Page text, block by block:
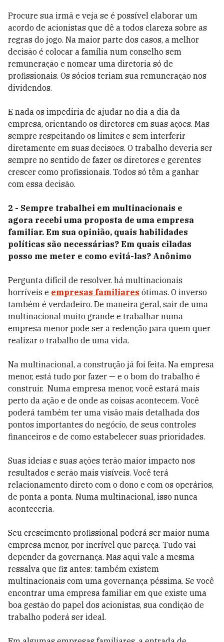
Procure sua irmã e veja se é possível elaborar um
acordo de acionistas que dê a todos clareza sobre as
regras do jogo. Na maior parte dos casos, a melhor
decisão é colocar a família num conselho sem
remuneração e nomear uma diretoria só de
profissionais. Os sócios teriam sua remuneração nos
dividendos.
E nada os impediria de ajudar no dia a dia da
empresa, orientando os diretores em suas ações. Mas
sempre respeitando os limites e sem interferir
diretamente em suas decisões. O trabalho deveria ser
sempre no sentido de fazer os diretores e gerentes
crescer como profissionais. Todos só têm a ganhar
com essa decisão.
2 - Sempre trabalhei em multinacionais e
agora recebi uma proposta de uma empresa
familiar. Em sua opinião, quais habilidades
políticas são necessárias? Em quais ciladas
posso me meter e como evitá-las? Anônimo
Pergunta difícil de resolver. há multinacionais
horríveis e empresas familiares ótimas. O inverso
também é verdadeiro. De maneira geral, sair de uma
multinacional muito grande e trabalhar numa
empresa menor pode ser a redenção para quem quer
rea­lizar o trabalho de uma vida.
Na multinacional, a construção já foi feita. Na empresa
menor, está tudo por fazer — e o bom do trabalho é
construir. Numa empresa menor, você estará mais
perto da ação e de onde as coisas acontecem. Você
poderá também ter uma visão mais detalhada dos
pontos importantes do negócio, de seus controles
financeiros e de como estabelecer suas prioridades.
Suas ideias e suas ações terão maior impacto nos
resultados e serão mais visíveis. Você terá
relacionamento direto com o dono e com os operários,
de ponta a ponta. Numa multinacional, isso nunca
aconteceria.
Seu crescimento profissional poderá ser maior numa
empresa menor, por incrível que pareça. Tudo vai
depender da governança. Mas aqui vale a mesma
ressalva que fiz antes: também existem
multinacionais com uma governança péssima. Se você
encontrar uma empresa familiar em que existe uma
boa gestão do papel dos acionistas, sua condição de
trabalho poderá ser ideal.